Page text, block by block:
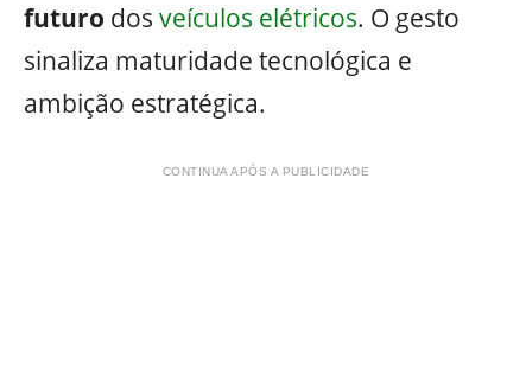
futuro dos veículos elétricos. O gesto
sinaliza maturidade tecnológica e
ambição estratégica.
CONTINUA APÓS A PUBLICIDADE